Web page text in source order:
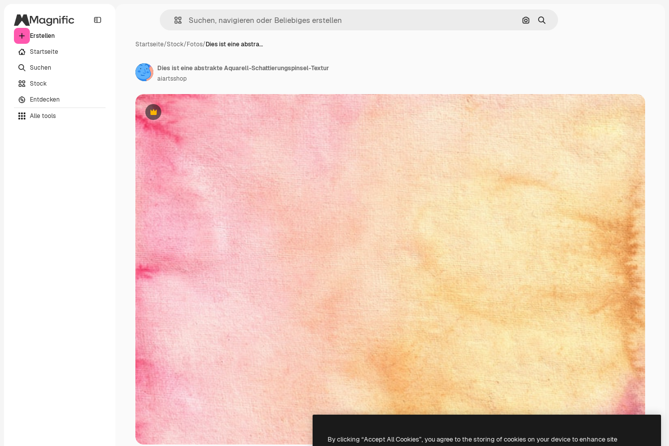
Erstellen
Startseite
Suchen
Stock
Entdecken
Alle tools
Nach Bild suchen
Suchen
Startseite/Stock/Fotos/Dies ist eine abstra…
Premium
Dies ist eine abstrakte Aquarell-Schattierungspinsel-Textur
aiartsshop
By clicking “Accept All Cookies”, you agree to the storing of cookies on your device to enhance site